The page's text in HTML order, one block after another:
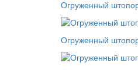
Огруженный
Огруженный